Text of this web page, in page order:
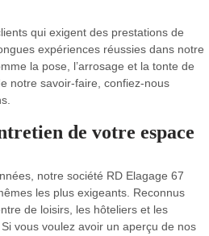
qui exigent des prestations de
expériences réussies dans notre
la pose, l’arrosage et la tonte de
notre savoir-faire, confiez-nous
de votre espace
notre société RD Elagage 67
les plus exigeants. Reconnus
de loisirs, les hôteliers et les
vous voulez avoir un aperçu de nos